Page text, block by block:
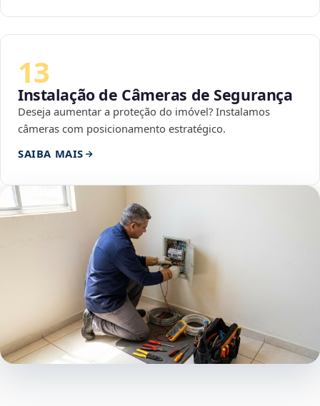
13
Instalação de Câmeras de Segurança
Deseja aumentar a proteção do imóvel? Instalamos
câmeras com posicionamento estratégico.
SAIBA MAIS